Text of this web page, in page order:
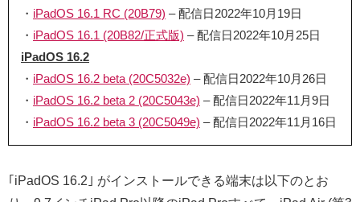
・ iPadOS 16.1 RC (20B79) – 配信日2022年10月19日
・ iPadOS 16.1 (20B82/正式版) – 配信日2022年10月25日
iPadOS 16.2
・ iPadOS 16.2 beta (20C5032e) – 配信日2022年10月26日
・ iPadOS 16.2 beta 2 (20C5043e) – 配信日2022年11月9日
・ iPadOS 16.2 beta 3 (20C5049e) – 配信日2022年11月16日
｢iPadOS 16.2｣ がインストールできる端末は以下のとお